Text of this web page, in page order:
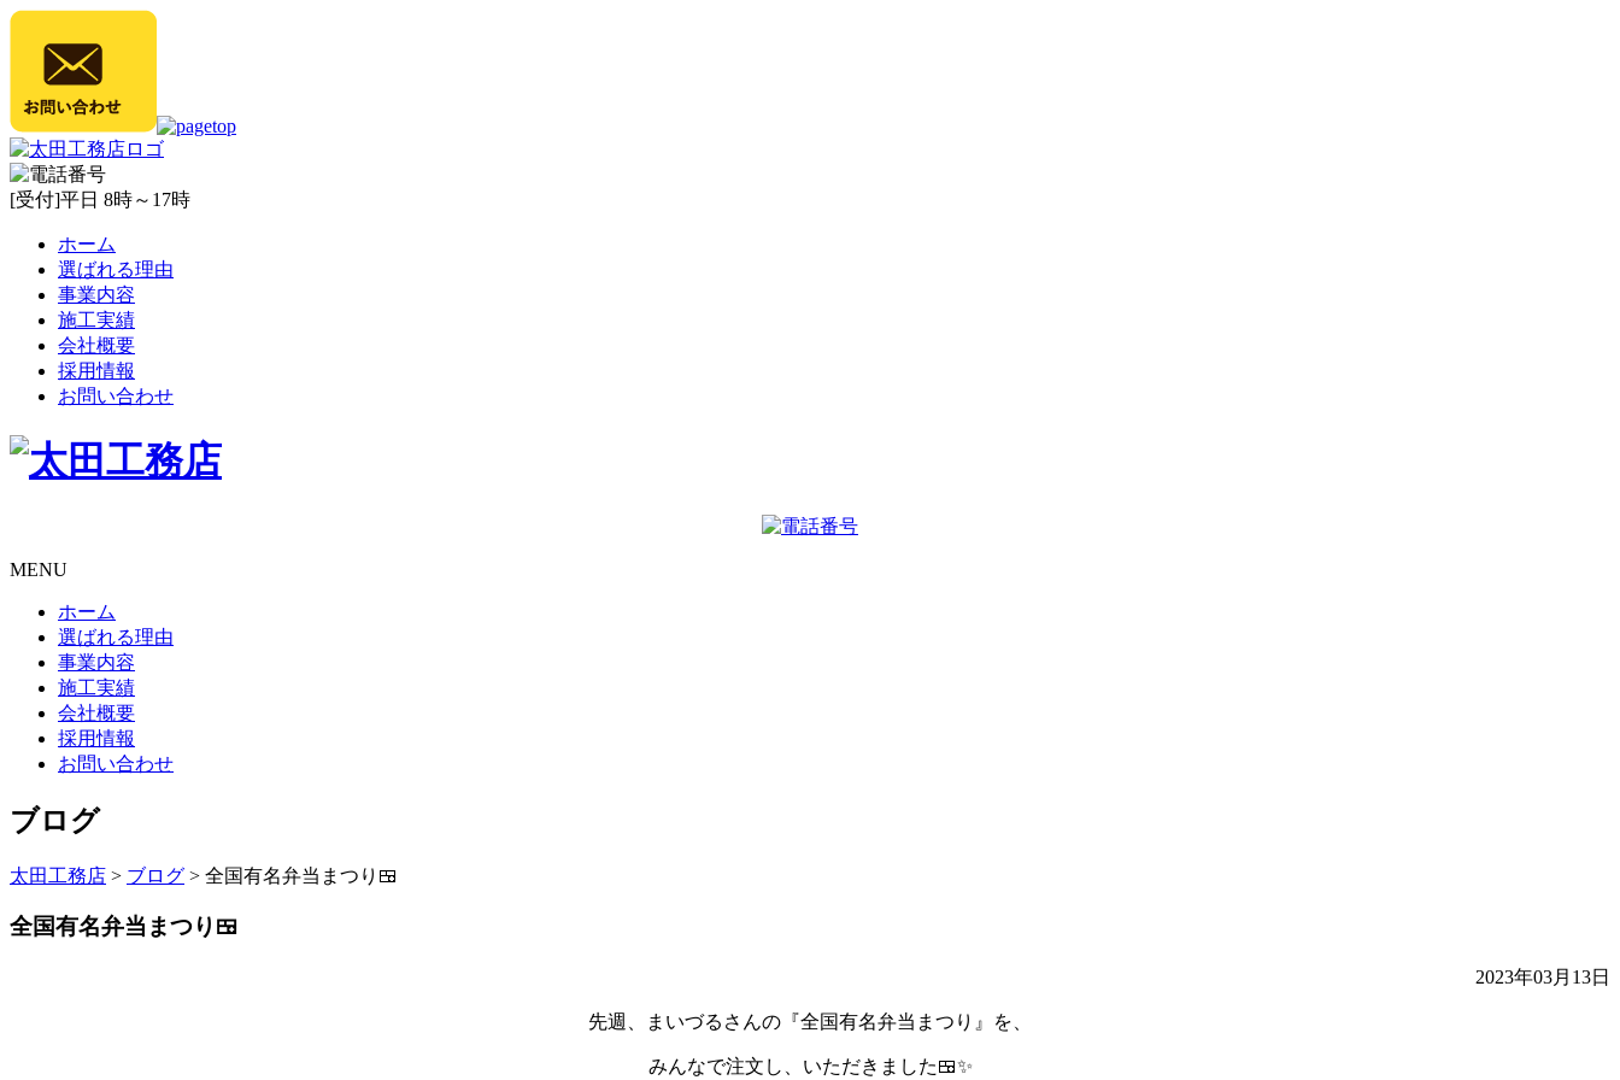
[受付]平日 8時～17時
ホーム
選ばれる理由
事業内容
施工実績
会社概要
採用情報
お問い合わせ
MENU
ホーム
選ばれる理由
事業内容
施工実績
会社概要
採用情報
お問い合わせ
ブログ
太田工務店 > ブログ > 全国有名弁当まつり🍱
全国有名弁当まつり🍱
2023年03月13日
先週、まいづるさんの『全国有名弁当まつり』を、
みんなで注文し、いただきました🍱✨